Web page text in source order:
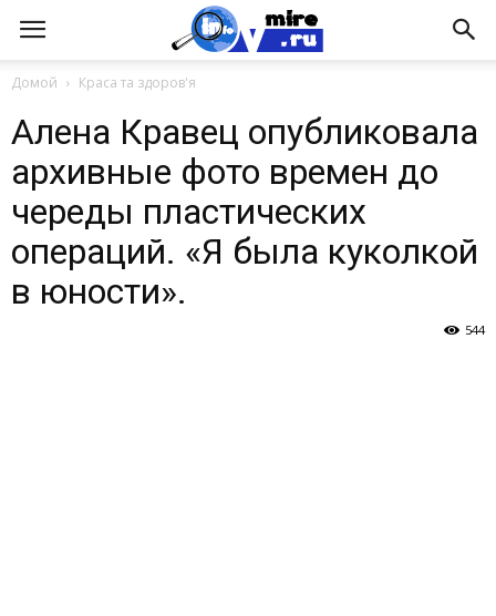
Домой Краса та здоров'я
Алена Кравец опубликовала
архивные фото времен до
череды пластических
операций. «Я была куколкой
в юности».
544